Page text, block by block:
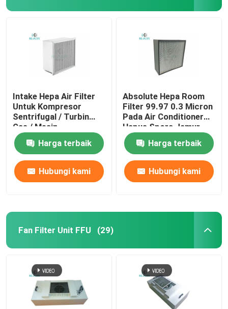
Intake Hepa Air Filter
Untuk Kompresor
Sentrifugal / Turbin
Gas / Mesin
Harga terbaik
Hubungi kami
Absolute Hepa Room
Filter 99.97 0.3 Micron
Pada Air Conditioner
Hapus Spora Jamur
Harga terbaik
Hubungi kami
Fan Filter Unit FFU (29)